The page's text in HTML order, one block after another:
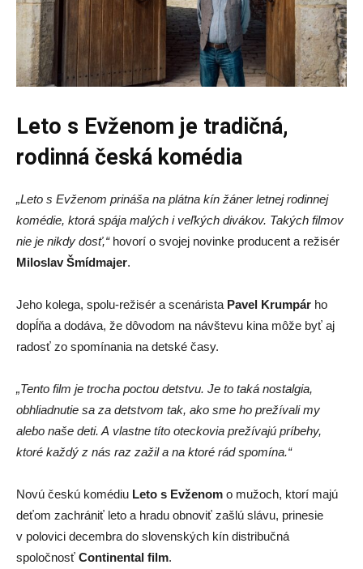
Leto s Evženom je tradičná,
rodinná česká komédia
„Leto s Evženom prináša na plátna kín žáner letnej rodinnej
komédie, ktorá spája malých i veľkých divákov. Takých filmov
nie je nikdy dosť,“hovorí o svojej novinke producent a režisér
Miloslav Šmídmajer.
Jeho kolega, spolu-režisér a scenárista Pavel Krumpár ho
dopĺňa a dodáva, že dôvodom na návštevu kina môže byť aj
radosť zo spomínania na detské časy.
„Tento film je trocha poctou detstvu. Je to taká nostalgia,
obhliadnutie sa za detstvom tak, ako sme ho prežívali my
alebo naše deti. A vlastne títo oteckovia prežívajú príbehy,
ktoré každý z nás raz zažil a na ktoré rád spomína.“
Novú českú komédiu Leto s Evženom o mužoch, ktorí majú
deťom zachrániť leto a hradu obnoviť zašlú slávu, prinesie
v polovici decembra do slovenských kín distribučná
spoločnosť Continental film.